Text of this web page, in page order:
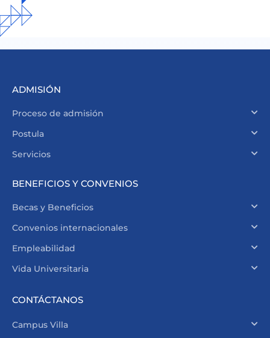
ADMISIÓN
Proceso de admisión
Postula
Servicios
BENEFICIOS Y CONVENIOS
Becas y Beneficios
Convenios internacionales
Empleabilidad
Vida Universitaria
CONTÁCTANOS
Campus Villa